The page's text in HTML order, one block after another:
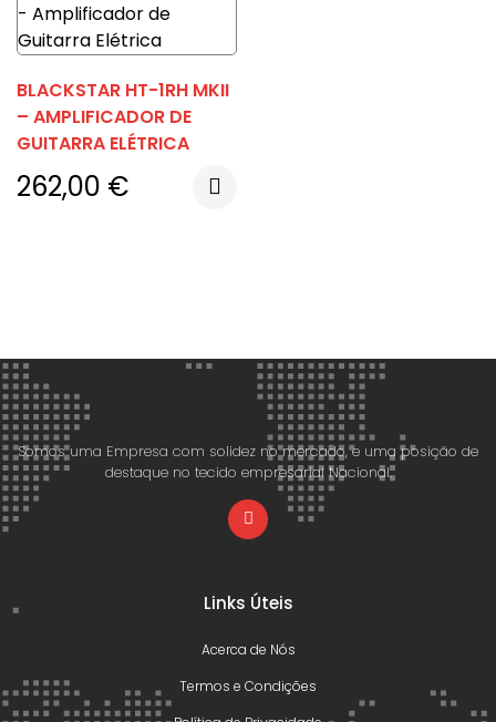
BLACKSTAR HT-1RH MKII
– AMPLIFICADOR DE
GUITARRA ELÉTRICA
262,00 €
Somos uma Empresa com solidez no mercado, e uma posição de
destaque no tecido empresarial Nacional.
Links Úteis
Acerca de Nós
Termos e Condições